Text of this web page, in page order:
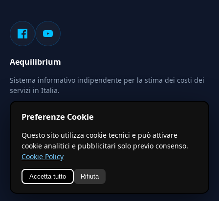
Aequilibrium
Sistema informativo indipendente per la stima dei costi dei
servizi in Italia.
Le stime pubblicate sono calcolate tramite coefficienti
territoriali regionali applicati a valori base nazionali. Non
costituiscono preventivo ufficiale.
© 2026 Aequilibrium — Un progetto di vxd.mobi
Preferenze Cookie
Questo sito utilizza cookie tecnici e può attivare
cookie analitici e pubblicitari solo previo consenso.
Cookie Policy
Accetta tutto Rifiuta